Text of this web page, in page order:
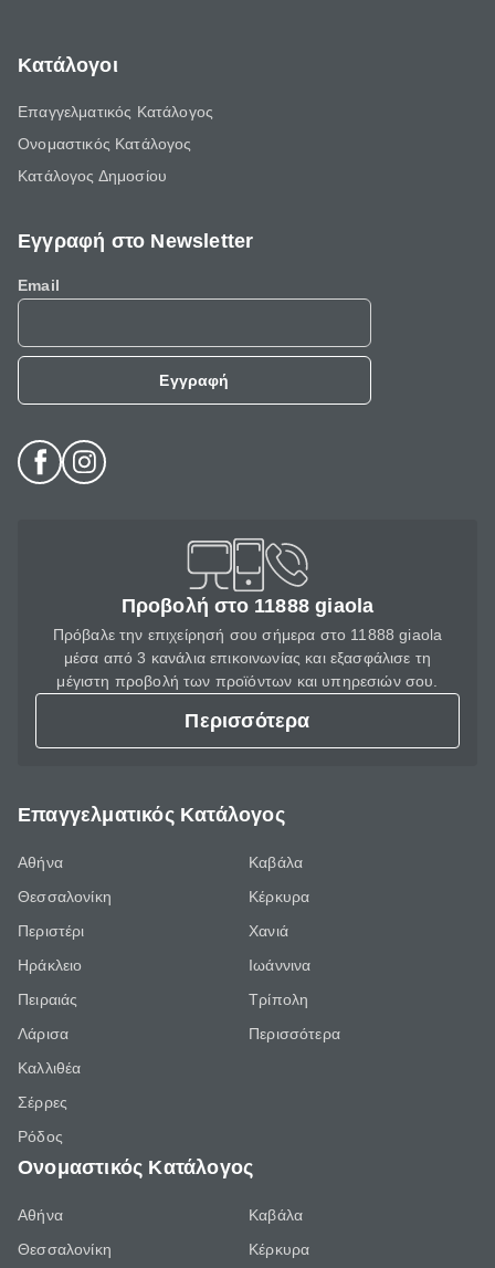
Κατάλογοι
Επαγγελματικός Κατάλογος
Ονομαστικός Κατάλογος
Κατάλογος Δημοσίου
Εγγραφή στο Newsletter
Email
Εγγραφή
Προβολή στο 11888 giaola
Πρόβαλε την επιχείρησή σου σήμερα στο 11888 giaola
μέσα από 3 κανάλια επικοινωνίας και εξασφάλισε τη
μέγιστη προβολή των προϊόντων και υπηρεσιών σου.
Περισσότερα
Επαγγελματικός Κατάλογος
Αθήνα
Θεσσαλονίκη
Περιστέρι
Ηράκλειο
Πειραιάς
Λάρισα
Καλλιθέα
Σέρρες
Ρόδος
Καβάλα
Κέρκυρα
Χανιά
Ιωάννινα
Τρίπολη
Περισσότερα
Ονομαστικός Κατάλογος
Αθήνα
Θεσσαλονίκη
Καβάλα
Κέρκυρα